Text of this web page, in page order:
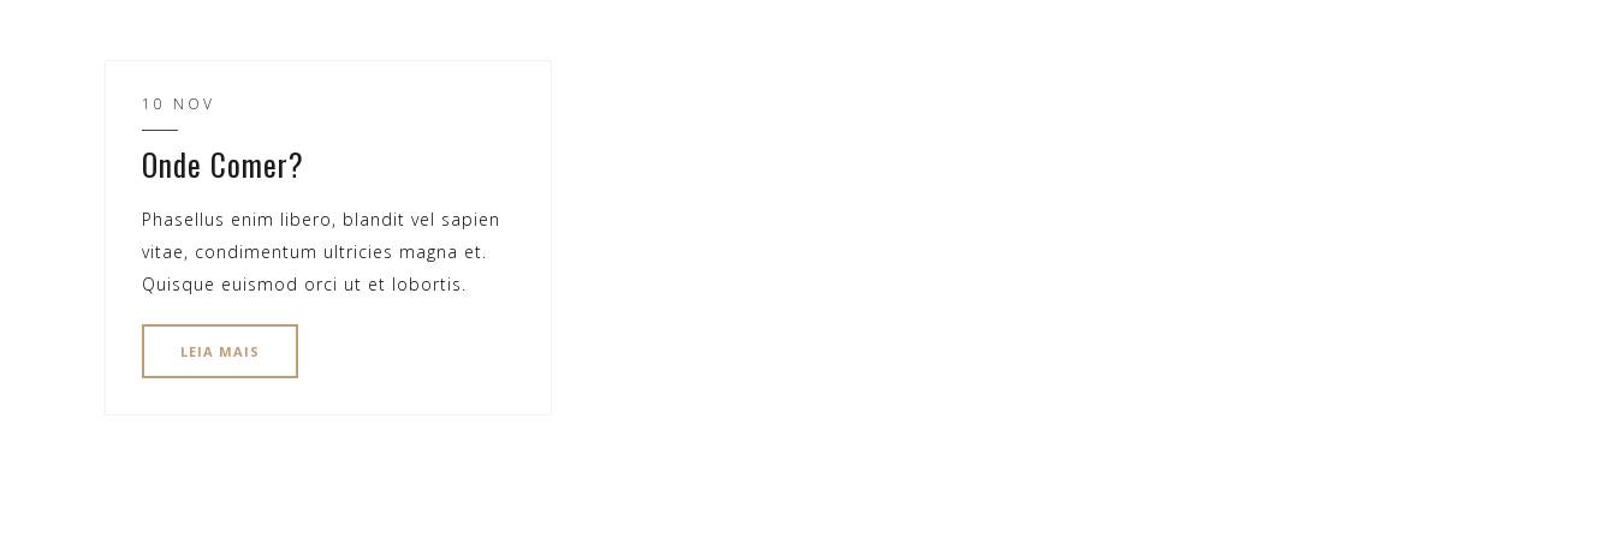
10 NOV
Onde Comer?
Phasellus enim libero, blandit vel sapien
vitae, condimentum ultricies magna et.
Quisque euismod orci ut et lobortis.
LEIA MAIS